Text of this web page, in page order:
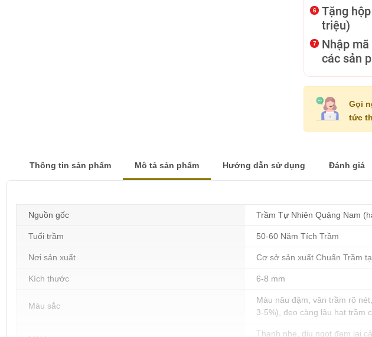
Tặng
triệu)
Nhập
các sản
Gọi
tức
Thông tin sản phẩm Mô tả sản phẩm Hướng dẫn sử dụng Đánh giá
Nguồn gốc Trầm Tự Nhiên Quảng Nam
Tuổi trầm 50-60 Năm Tích Trầm
Nơi sản xuất Cơ sở sản xuất Chuẩn Trầm
Kích thước 6-8 mm
Màu sắc
Màu nâu đậm, vân trầm rõ
3-5%), đeo càng lâu hạt trầm
Thanh nhẹ, dịu ngọt đem lại